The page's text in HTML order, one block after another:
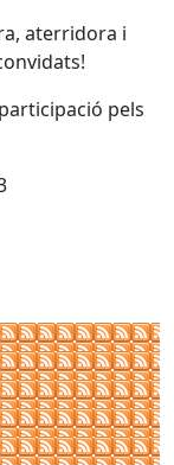
aterridora i
pels